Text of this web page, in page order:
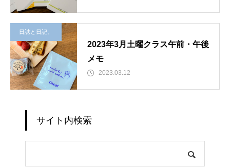
日誌と日記。
2023年3月土曜クラス午前・午後
メモ
2023.03.12
サイト内検索